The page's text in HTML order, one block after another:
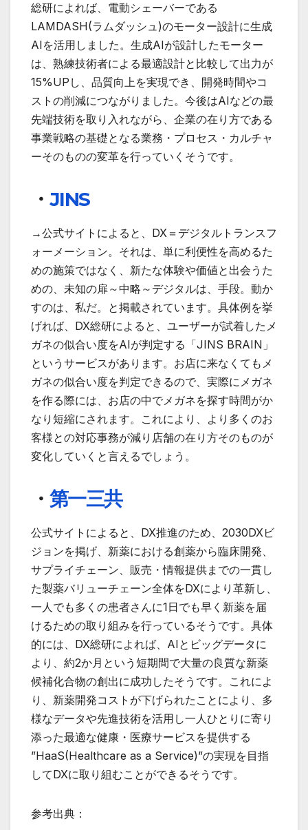
総研によれば、電動シェーバーである
LAMDASH(ラムダッシュ)のモーター設計に生成
AIを活用しました。生成AIが設計したモーター
は、熟練技術者による最適設計と比較して出力が
15%UPし、品質向上を実現でき、開発時間やコ
ストの削減につながりました。今後はAIなどの最
先端技術を取り入れながら、企業の在り方である
事業戦略の基礎となる業務・プロセス・カルチャ
ーそのものの変革を行っていくそうです。
・ JINS
→公式サイトによると、DX＝デジタルトランスフ
ォーメーション。それは、単に利便性を高めるた
めの施策ではなく、新たな体験や価値と出会うた
めの、未知の扉～中略～デジタルは、手段。動か
すのは、私だ。と掲載されています。具体例を挙
げれば、DX総研によると、ユーザーが試着したメ
ガネの似合い度をAIが判定する「JINS BRAIN」
というサービスがあります。お店に来なくてもメ
ガネの似合い度を判定できるので、実際にメガネ
を作る際には、お店の中でメガネを探す時間がか
なり短縮にされます。これにより、より多くのお
客様との対応事務が減り店舗の在り方そのものが
変化していくと言えるでしょう。
・ 第一三共
公式サイトによると、DX推進のため、2030DXビ
ジョンを掲げ、新薬における創薬から臨床開発、
サプライチェーン、販売・情報提供までの一貫し
た製薬バリューチェーン全体をDXにより革新し、
一人でも多くの患者さんに1日でも早く新薬を届
けるための取り組みを行っているそうです。具体
的には、DX総研によれば、AIとビッグデータに
より、約2か月という短期間で大量の良質な新薬
候補化合物の創出に成功したそうです。これによ
り、新薬開発コストが下げられたことにより、多
様なデータや先進技術を活用し一人ひとりに寄り
添った最適な健康・医療サービスを提供する
”HaaS(Healthcare as a Service)”の実現を目指
してDXに取り組むことができるそうです。
参考出典：